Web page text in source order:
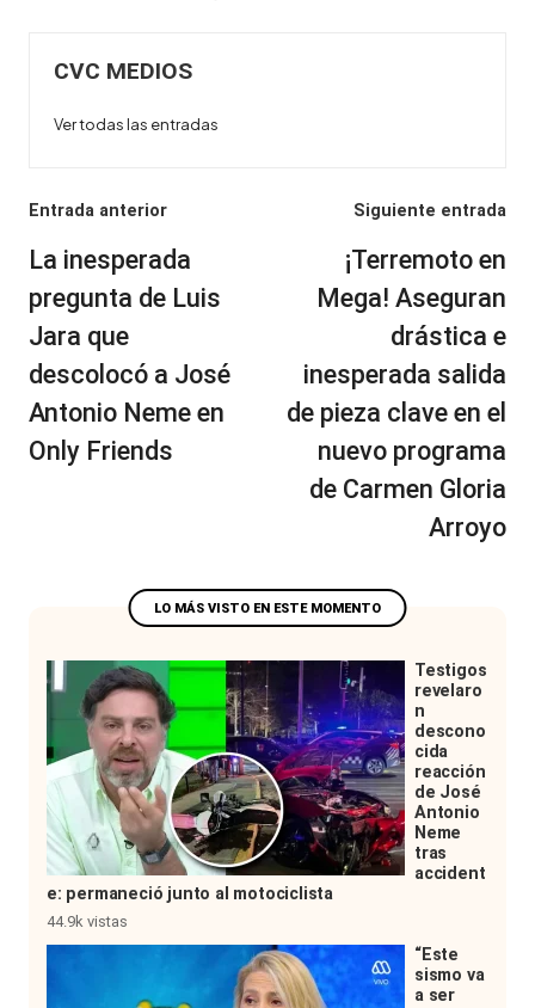
CVC MEDIOS
Ver todas las entradas
Navegación
de
entradas
Entrada anterior
La inesperada
pregunta de Luis
Jara que
descolocó a José
Antonio Neme en
Only Friends
Siguiente entrada
¡Terremoto en
Mega! Aseguran
drástica e
inesperada salida
de pieza clave en el
nuevo programa
de Carmen Gloria
Arroyo
Testigos
revelaro
n
descono
cida
reacción
de José
Antonio
Neme
tras
accident
e: permaneció junto al motociclista
44.9k vistas
“Este
sismo va
a ser